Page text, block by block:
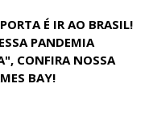
É IR AO BRASIL!
PANDEMIA
CONFIRA NOSSA
BAY!